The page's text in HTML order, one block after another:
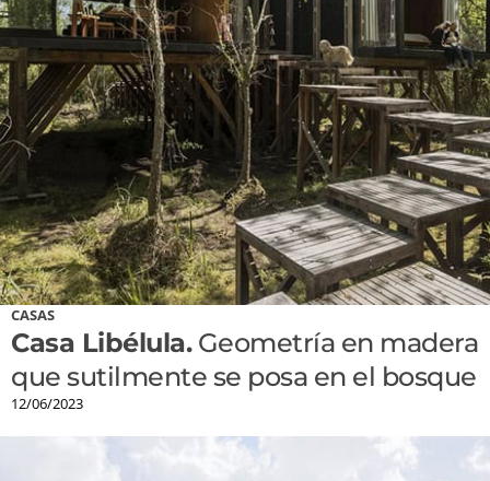
CASAS
Casa Libélula.Geometría en madera
que sutilmente se posa en el bosque
12/06/2023